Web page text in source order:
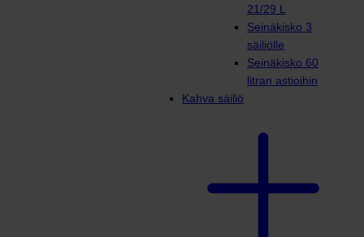
21/29 L
Seinäkisko 3
säiliölle
Seinäkisko 60
litran astioihin
Kahva säiliö